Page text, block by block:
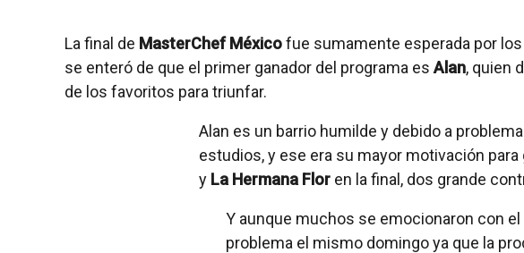
La final de MasterChef Méxicofue sumamente esperada por
se enteró de que el primer ganador del programa es Alan, quien
de los favoritos para triunfar.
Alan es un barrio humilde y debido a
estudios, y ese era su mayor motivación
y La Hermana Flor en la final, dos grande
Y aunque muchos se emocionaron con
problema el mismo domingo ya que la